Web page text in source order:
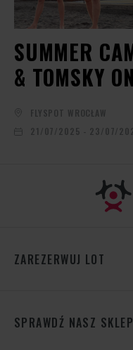
SUMMER
& TOMSKY
FLYSPOT WROCŁAW
21/07/2025 - 23/07/
ZAREZERWUJ LOT
SPRAWDŹ NASZ SKLEP